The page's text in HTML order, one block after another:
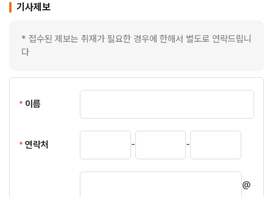
기사제보
* 접수된 제보는 취재가 필요한 경우에 한해서 별도로 연락드립니
다
* 이름
* 연락처 - -
@